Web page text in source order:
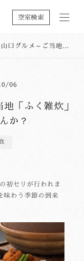
空室検索
当地「ふく雑炊」を味わってみませんか？
06
「ふく雑炊」
か？
初セリが行われま
味わう季節の到来